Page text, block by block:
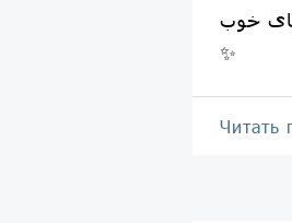
خوب 🌺
✨
Читать